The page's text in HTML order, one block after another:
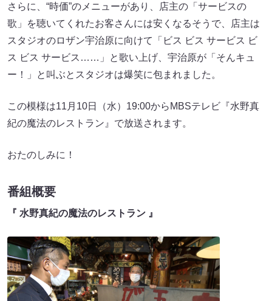
さらに、“時価”のメニューがあり、店主の「サービスの
歌」を聴いてくれたお客さんには安くなるそうで、店主は
スタジオのロザン宇治原に向けて「ビス ビス サービス ビ
ス ビス サービス……」と歌い上げ、宇治原が「そんキュ
ー！」と叫ぶとスタジオは爆笑に包まれました。
この模様は11月10日（水）19:00からMBSテレビ『水野真
紀の魔法のレストラン』で放送されます。
おたのしみに！
番組概要
『 水野真紀の魔法のレストラン 』